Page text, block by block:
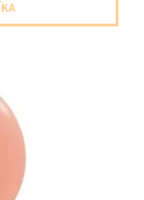
velkost cca do